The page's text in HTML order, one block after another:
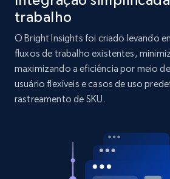
Amazon products search
Asin, URL, Name, Sponsored,
price, Currency, Sold, and more.
1.6K+ 180+
URL, Product id, Title, Product
trabalho
O Bright Insights foi criado levando
fluxos de trabalho existentes,
maximizando a eficiência por meio
usuário flexíveis e casos de uso
rastreamento de SKU.